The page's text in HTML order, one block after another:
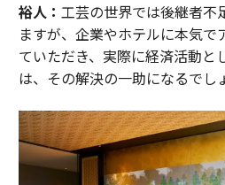
裕人： 工芸の世界では後継者不
ますが、企業やホテルに本気で
ていただき、実際に経済活動と
は、その解決の一助になるでし